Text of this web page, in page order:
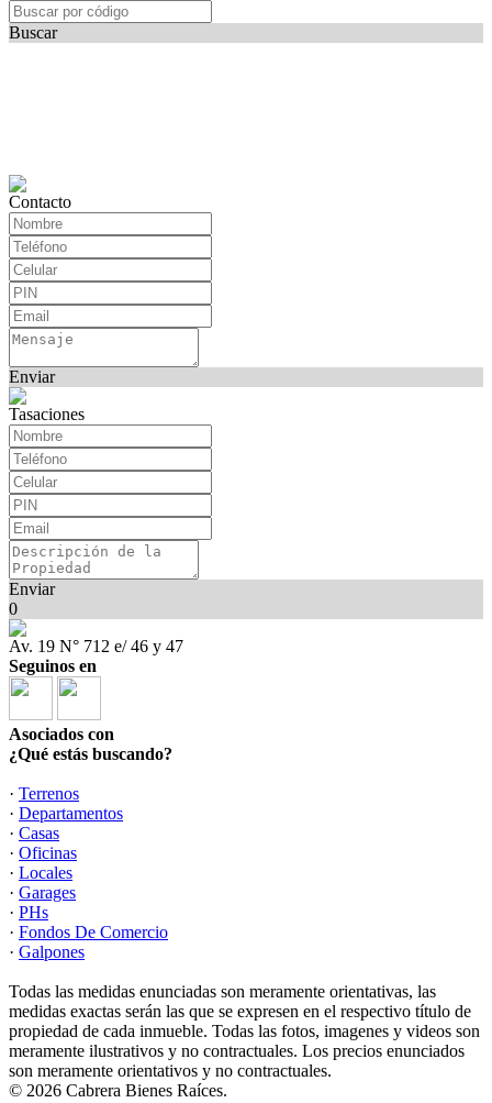
Buscar
Contacto
Enviar
Tasaciones
Enviar
0
Av. 19 N° 712 e/ 46 y 47
Seguinos en
Asociados con
¿Qué estás buscando?
· Terrenos
· Departamentos
· Casas
· Oficinas
· Locales
· Garages
· PHs
· Fondos De Comercio
· Galpones
Todas las medidas enunciadas son meramente orientativas, las
medidas exactas serán las que se expresen en el respectivo título de
propiedad de cada inmueble. Todas las fotos, imagenes y videos son
meramente ilustrativos y no contractuales. Los precios enunciados
son meramente orientativos y no contractuales.
© 2026 Cabrera Bienes Raíces.